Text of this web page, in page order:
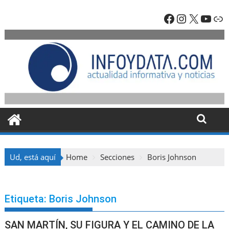
content
Facebook
X
Ud, está aquí Home Secciones Boris Johnson
Etiqueta: Boris Johnson
SAN MARTÍN, SU FIGURA Y EL CAMINO DE LA